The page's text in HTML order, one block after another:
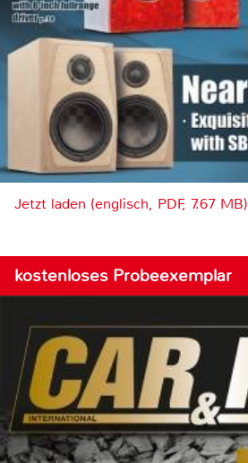
Jetzt laden (englisch, PDF, 7.67 MB)
kostenloses Probeexemplar